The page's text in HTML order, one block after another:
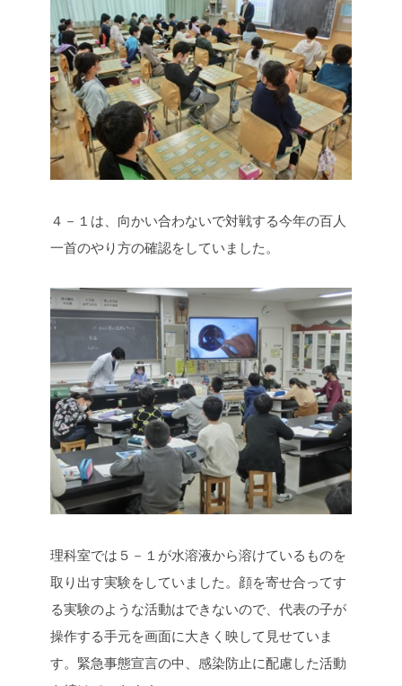
４－１は、向かい合わないで対戦する今年の百人
一首のやり方の確認をしていました。
理科室では５－１が水溶液から溶けているものを
取り出す実験をしていました。顔を寄せ合ってす
る実験のような活動はできないので、代表の子が
操作する手元を画面に大きく映して見せていま
す。緊急事態宣言の中、感染防止に配慮した活動